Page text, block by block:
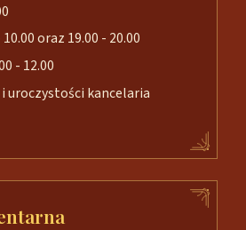
oraz 19.00 - 20.00
- 12.00
uroczystości kancelaria